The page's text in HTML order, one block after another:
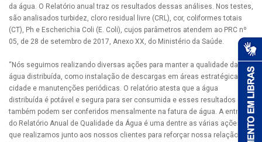
da água. O Relatório anual traz os resultados dessas análises. Nos testes,
são analisados turbidez, cloro residual livre (CRL), cor, coliformes totais
(CT), Ph e Escherichia Coli (E. Coli), cujos parâmetros atendem ao PRC nº
05, de 28 de setembro de 2017, Anexo XX, do Ministério da Saúde.
“Nós seguimos realizando diversas ações para manter a qualidade da
água distribuída, como instalação de descargas em áreas estratégicas da
cidade e manutenções periódicas. O relatório atesta que a água
distribuída é potável e segura para ser consumida e esses resultados
também podem ser conferidos mensalmente na fatura de água. A entrega
do Relatório Anual de Qualidade da Água é uma dentre as várias ações
que realizamos junto aos nossos clientes para reforçar nossa relação